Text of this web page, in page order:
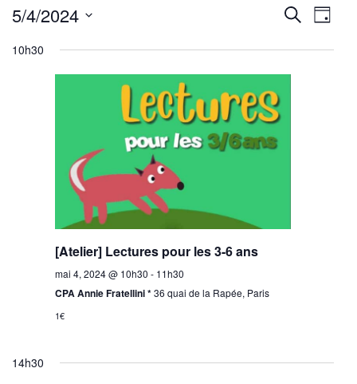
for
4,
et
de
Recherche
de
Jour
5/4/2024
une
10h30
[Atelier] Lectures pour les 3-6 ans
mai 4, 2024 @ 10h30 - 11h30
CPA Annie Fratellini *36 quai de la Rapée, Paris
1€
14h30